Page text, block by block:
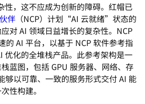
性，这不应成为创新的障碍。红帽已
伴 （NCP）计划“AI 云就绪”状态的
对 AI 领域日益增长的复杂性。NCP
的 AI 平台，以基于 NCP 软件参考指
优化的全堆栈产品。此参考架构是一
蓝图，包括 GPU 服务器、网络、存
够以可靠、一致的服务形式交付 AI 能
性构建。